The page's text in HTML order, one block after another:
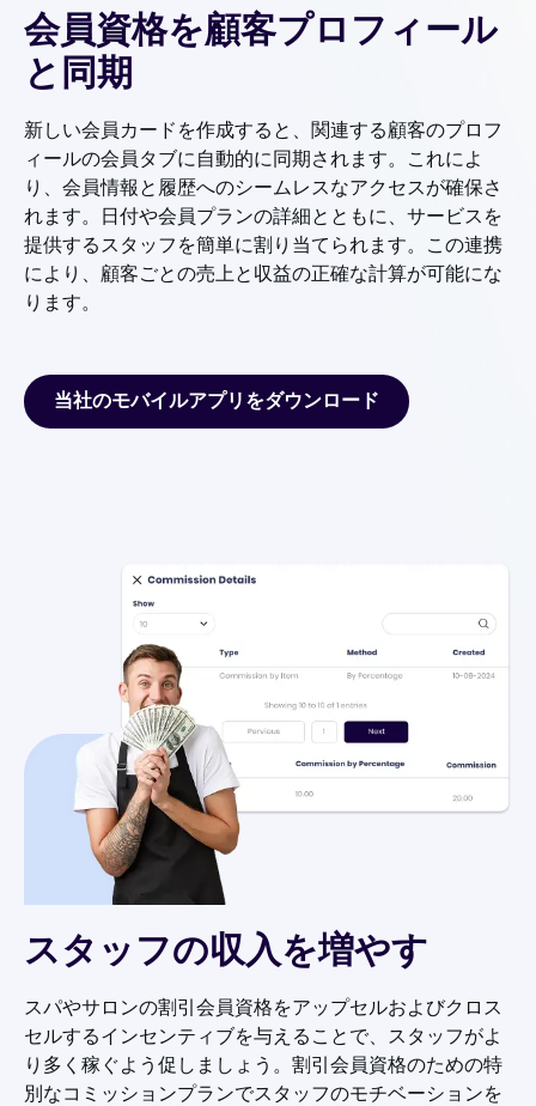
会員資格を顧客プロフィール
と同期
新しい会員カードを作成すると、関連する顧客のプロフ
ィールの会員タブに自動的に同期されます。これによ
り、会員情報と履歴へのシームレスなアクセスが確保さ
れます。日付や会員プランの詳細とともに、サービスを
提供するスタッフを簡単に割り当てられます。この連携
により、顧客ごとの売上と収益の正確な計算が可能にな
ります。
当社のモバイルアプリをダウンロード
スタッフの収入を増やす
スパやサロンの割引会員資格をアップセルおよびクロス
セルするインセンティブを与えることで、スタッフがよ
り多く稼ぐよう促しましょう。割引会員資格のための特
別なコミッションプランでスタッフのモチベーションを